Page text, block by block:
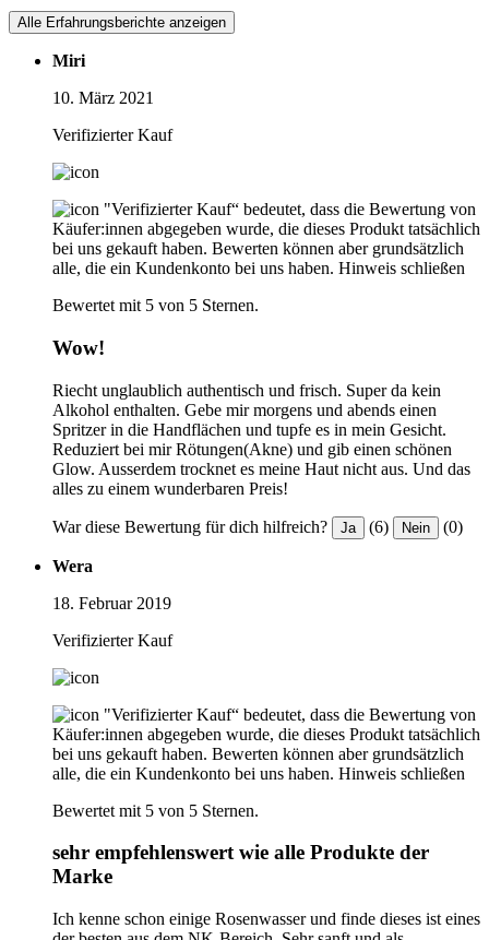
Alle Erfahrungsberichte anzeigen
Miri
10. März 2021
Verifizierter Kauf
"Verifizierter Kauf“ bedeutet, dass die Bewertung von
Käufer:innen abgegeben wurde, die dieses Produkt tatsächlich
bei uns gekauft haben. Bewerten können aber grundsätzlich
alle, die ein Kundenkonto bei uns haben. Hinweis schließen
Bewertet mit 5 von 5 Sternen.
Wow!
Riecht unglaublich authentisch und frisch. Super da kein
Alkohol enthalten. Gebe mir morgens und abends einen
Spritzer in die Handflächen und tupfe es in mein Gesicht.
Reduziert bei mir Rötungen(Akne) und gib einen schönen
Glow. Ausserdem trocknet es meine Haut nicht aus. Und das
alles zu einem wunderbaren Preis!
War diese Bewertung für dich hilfreich? Ja (6) Nein (0)
Wera
18. Februar 2019
Verifizierter Kauf
"Verifizierter Kauf“ bedeutet, dass die Bewertung von
Käufer:innen abgegeben wurde, die dieses Produkt tatsächlich
bei uns gekauft haben. Bewerten können aber grundsätzlich
alle, die ein Kundenkonto bei uns haben. Hinweis schließen
Bewertet mit 5 von 5 Sternen.
sehr empfehlenswert wie alle Produkte der
Marke
Ich kenne schon einige Rosenwasser und finde dieses ist eines